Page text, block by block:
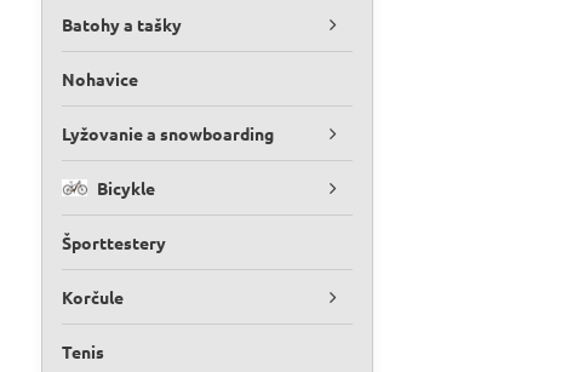
Batohy a tašky
Nohavice
Lyžovanie a snowboarding
Bicykle
Športtestery
Korčule
Tenis